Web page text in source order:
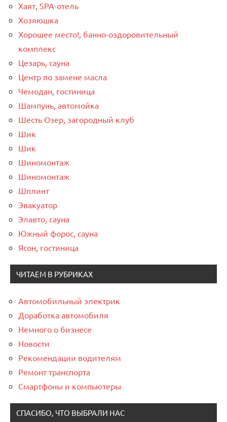
Хаят, SPA-отель
Хозяюшка
Хорошее место!, банно-оздоровительный
комплекс
Цезарь, сауна
Центр по замене масла
Чемодан, гостиница
Шампунь, автомойка
Шесть Озер, загородный клуб
Шик
Шик
Шиномонтаж
Шиномонтаж
Шплинт
Эвакуатор
Элавто, сауна
Южный форос, сауна
Ясон, гостиница
ЧИТАЕМ В РУБРИКАХ
Автомобильный электрик
Доработка автомобиля
Немного о бизнесе
Новости
Рекомендации водителям
Ремонт транспорта
Смартфоны и компьютеры
СПАСИБО, ЧТО ВЫБРАЛИ НАС